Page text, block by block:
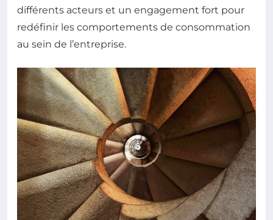
différents acteurs et un engagement fort pour
redéfinir les comportements de consommation
au sein de l’entreprise.